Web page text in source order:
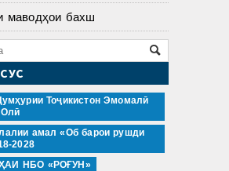
маводҳои бахш
Тоҷикистон Эмомалӣ
амал «Об барои рушди
2028
НБО «РОҒУН»